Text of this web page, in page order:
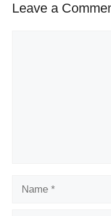
Leave a
Name